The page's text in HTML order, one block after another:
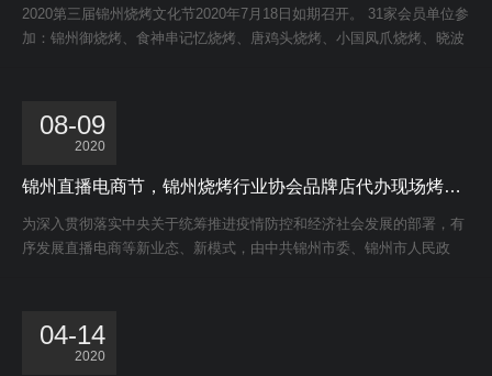
2020第三届锦州烧烤文化节2020年7月18日如期召开。 31家会员单位参
加：锦州御烧烤、食神串记忆烧烤、唐鸡头烧烤、小国凤爪烧烤、晓波
08-09
2020
锦州直播电商节，锦州烧烤行业协会品牌店代办现场烤制美味
为深入贯彻落实中央关于统筹推进疫情防控和经济社会发展的部署，有
序发展直播电商等新业态、新模式，由中共锦州市委、锦州市人民政
04-14
2020